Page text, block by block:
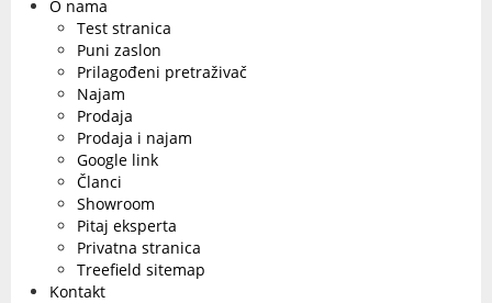
O nama
Test stranica
Puni zaslon
Prilagođeni pretraživač
Najam
Prodaja
Prodaja i najam
Google link
Članci
Showroom
Pitaj eksperta
Privatna stranica
Treefield sitemap
Kontakt